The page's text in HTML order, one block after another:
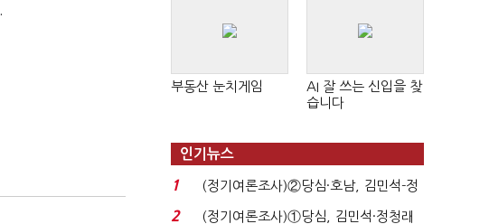
부동산 눈치게임
AI 잘 쓰는 신입을 찾
습니다
인기뉴스
1
(정기여론조사)②당심·호남, 김민석-정
청래 '초접전'...
2
(정기여론조사)①당심, 김민석·정청래